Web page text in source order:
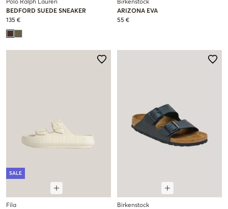
Polo Ralph Lauren
BEDFORD SUEDE SNEAKER
135 €
Birkenstock
ARIZONA EVA
55 €
SALE
Fila
Birkenstock